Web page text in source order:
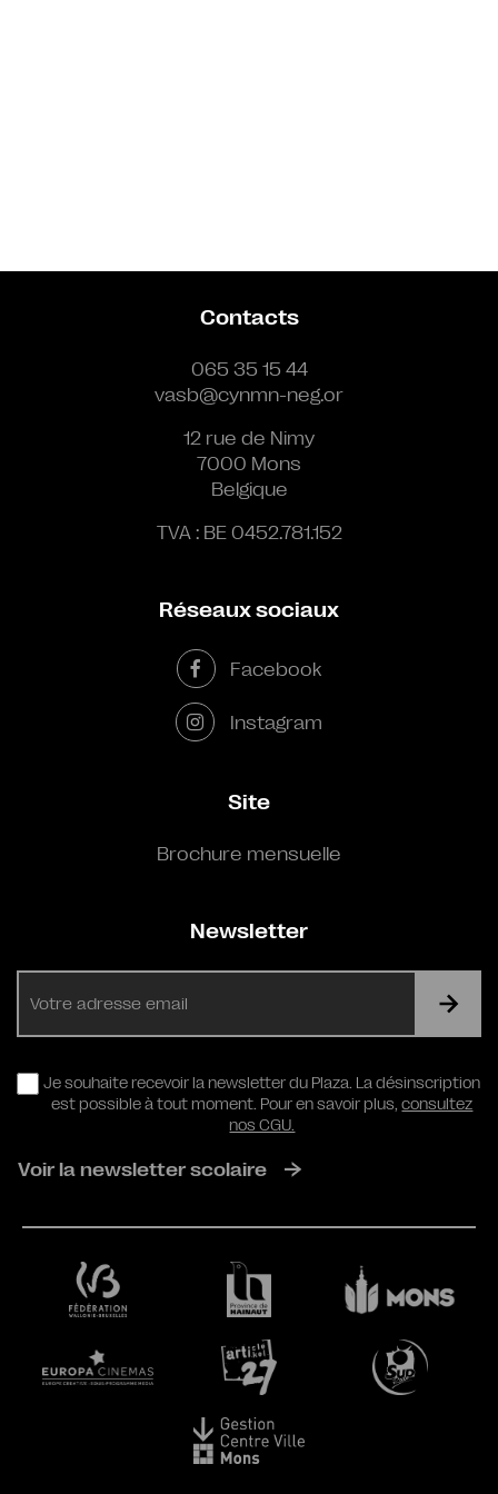
Contacts
065 35 15 44
vasb@cynmn-neg.or
12 rue de Nimy
7000 Mons
Belgique
TVA : BE 0452.781.152
Réseaux sociaux
Facebook
Instagram
Site
Brochure mensuelle
Newsletter
RGPD
Je souhaite recevoir la newsletter du Plaza. La désinscription
est possible à tout moment. Pour en savoir plus,consultez
nos CGU.
Voir la newsletter scolaire